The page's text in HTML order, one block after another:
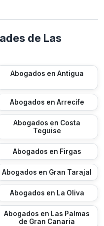
de Las
Abogados en Antigua
Abogados en Arrecife
Abogados en Costa
Teguise
Abogados en Firgas
Abogados en Gran Tarajal
Abogados en La Oliva
Abogados en Las Palmas
de Gran Canaria